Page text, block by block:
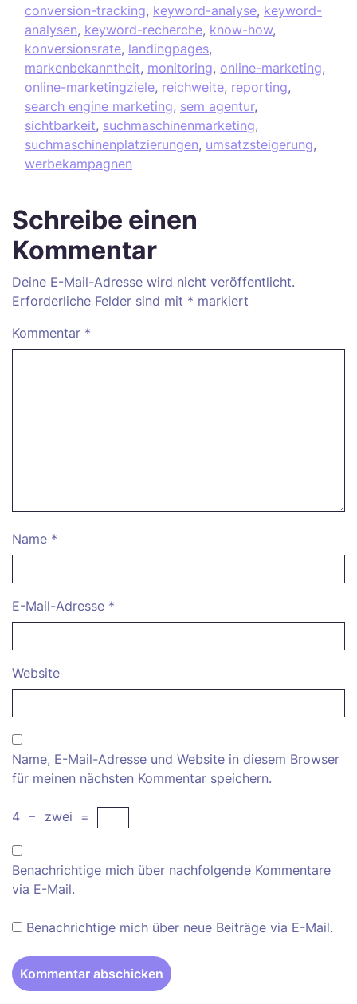
conversion-tracking, keyword-analyse, keyword-
analysen, keyword-recherche, know-how,
konversionsrate, landingpages,
markenbekanntheit, monitoring, online-marketing,
online-marketingziele, reichweite, reporting,
search engine marketing, sem agentur,
sichtbarkeit, suchmaschinenmarketing,
suchmaschinenplatzierungen, umsatzsteigerung,
werbekampagnen
Schreibe einen
Kommentar
Deine E-Mail-Adresse wird nicht veröffentlicht.
Erforderliche Felder sind mit * markiert
Kommentar *
Name *
E-Mail-Adresse *
Website
Name, E-Mail-Adresse und Website in diesem Browser
für meinen nächsten Kommentar speichern.
4 − zwei =
Benachrichtige mich über nachfolgende Kommentare
via E-Mail.
Benachrichtige mich über neue Beiträge via E-Mail.